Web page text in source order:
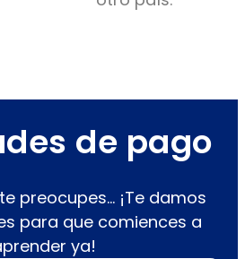
de pago
preocupes… ¡Te damos
para que comiences a
ya!